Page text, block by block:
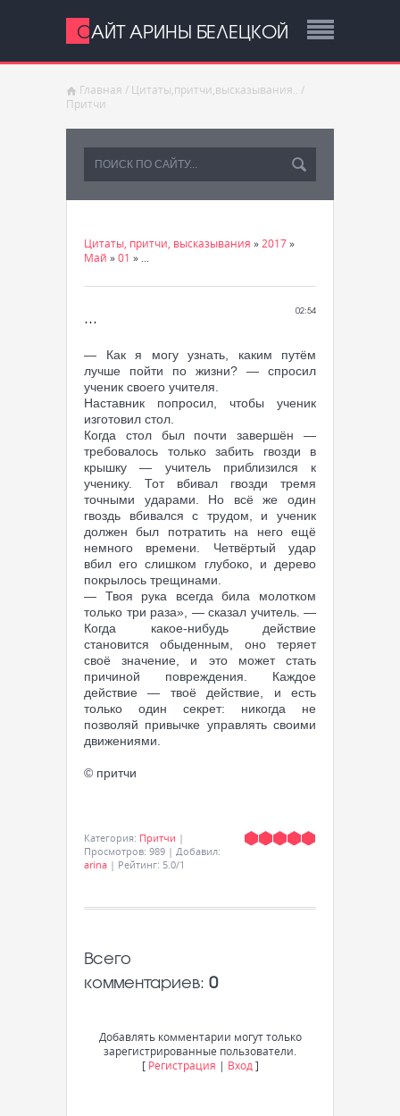
САЙТ АРИНЫ БЕЛЕЦКОЙ
Главная / Цитаты,притчи,высказывания..
/
Притчи
Цитаты, притчи, высказывания » 2017»
Май »01 » ...
02:54
...
— Как я могу узнать, каким путём
лучше пойти по жизни? — спросил
ученик своего учителя.
Наставник попросил, чтобы ученик
изготовил стол.
Когда стол был почти завершён —
требовалось только забить гвозди в
крышку — учитель приблизился к
ученику. Тот вбивал гвозди тремя
точными ударами. Но всё же один
гвоздь вбивался с трудом, и ученик
должен был потратить на него ещё
немного времени. Четвёртый удар
вбил его слишком глубоко, и дерево
покрылось трещинами.
— Твоя рука всегда била молотком
только три раза», — сказал учитель. —
Когда какое-нибудь действие
становится обыденным, оно теряет
своё значение, и это может стать
причиной повреждения. Каждое
действие — твоё действие, и есть
только один секрет: никогда не
позволяй привычке управлять своими
движениями.
© притчи
Категория: Притчи |
Просмотров: 989 | Добавил:
arina | Рейтинг: 5.0/1
Всего
комментариев: 0
Добавлять комментарии могут только
зарегистрированные пользователи.
[ Регистрация | Вход ]